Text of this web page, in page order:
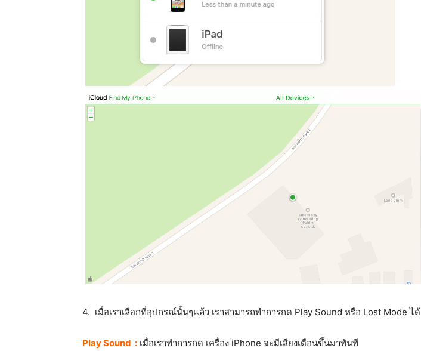
4. เมื่อเราเลือกที่อุปกรณ์นั้นๆแล้ว เราสามารถทำการกด Play Sound หรือ Lost Mode ได้
Play Sound : เมื่อเราทำการกด เครื่อง iPhone จะมีเสียงเตือนขึ้นมาทันที